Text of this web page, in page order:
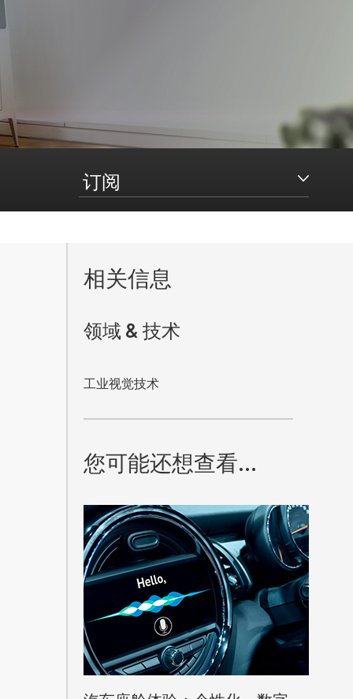
订阅
。设置您的隐私.
相关信息
领域 & 技术
工业视觉技术
您可能还想查看...